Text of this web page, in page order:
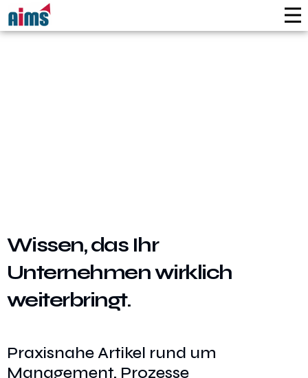
Wissen, das Ihr
Unternehmen wirklich
weiterbringt.
Praxisnahe Artikel rund um
Management, Prozesse